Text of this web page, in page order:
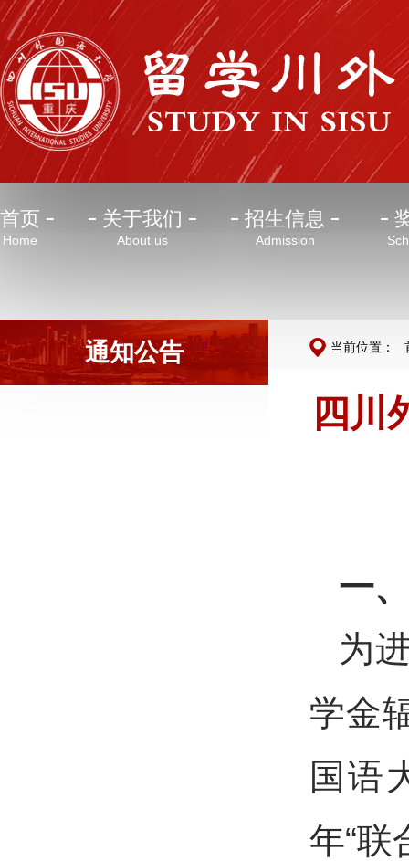
首页
Home
关于我们
About us
招生信息
Admission
通知公告 当前位置：
四川
一
为
学金
国语
年“联